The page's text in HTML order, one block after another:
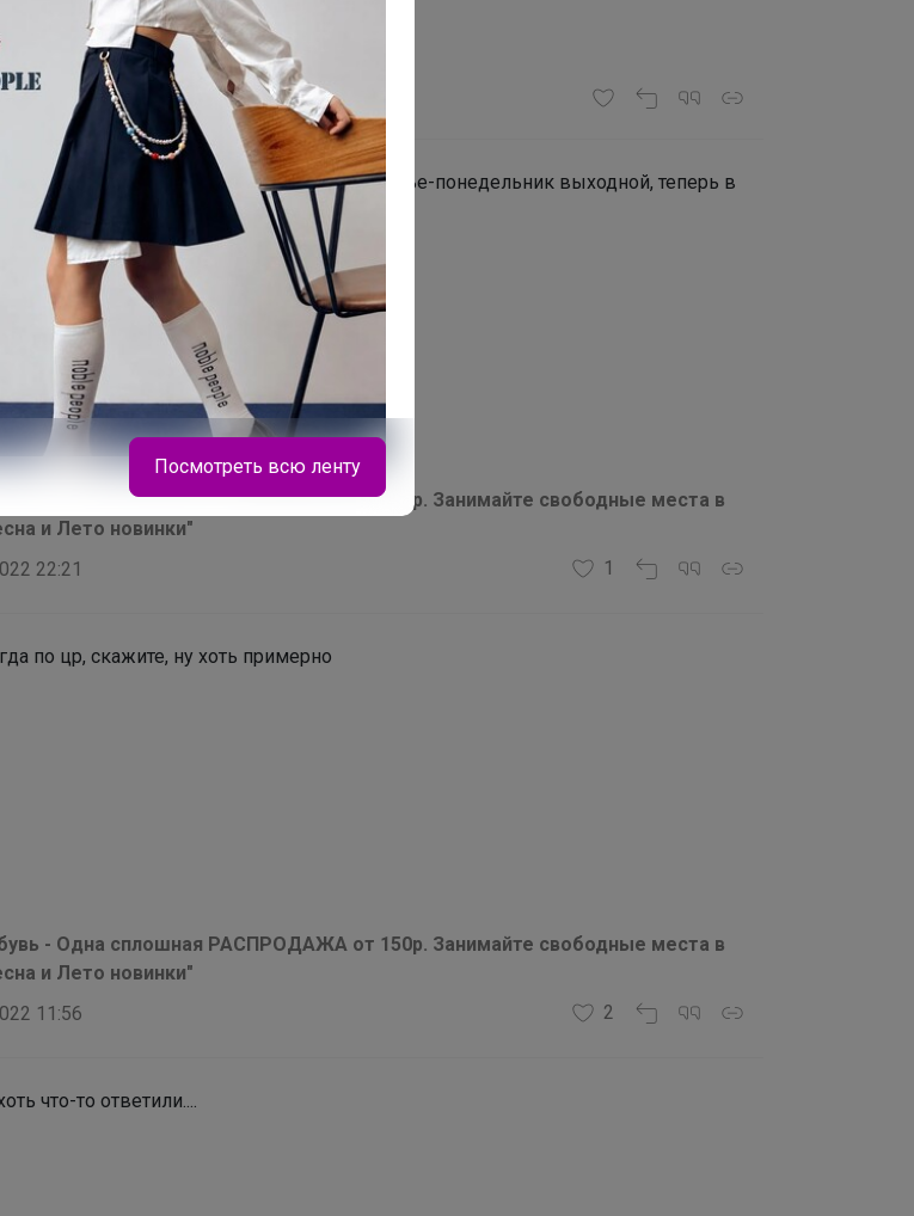
- все что нужно в огород"
08:29
,что развезли, только ЦР в воскресенье-понедельник выходной, теперь в
сдохнет до вторника однозначно.
- Одна сплошная РАСПРОДАЖА от 150р. Занимайте свободные места в
и Лето новинки"
22:21
1
по цр, скажите, ну хоть примерно
- Одна сплошная РАСПРОДАЖА от 150р. Занимайте свободные места в
и Лето новинки"
11:56
2
что-то ответили....
ваша школьница точно не
Посмотреть всю ленту